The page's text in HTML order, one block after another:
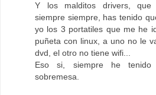
Y los malditos drivers, que
siempre siempre, has tenido
yo los 3 portatiles que me he
puñeta con linux, a uno no le
dvd, el otro no tiene wifi...
Eso si, siempre he
sobremesa.